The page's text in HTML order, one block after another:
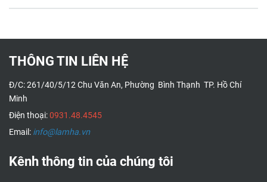
THÔNG TIN LIÊN HỆ
Đ/C: 261/40/5/12 Chu Văn An, Phường Bình Thạnh TP. Hồ Chí
Minh
Điện thoại:0931.48.4545
Email: info@lamha.vn
Kênh thông tin của chúng tôi